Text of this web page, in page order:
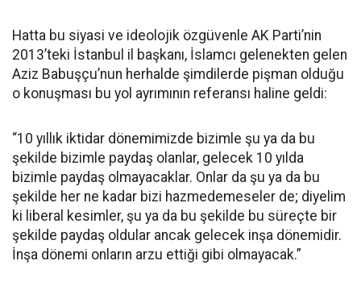
Hatta bu siyasi ve ideolojik özgüvenle AK Parti’nin
2013’teki İstanbul il başkanı, İslamcı gelenekten gelen
Aziz Babuşçu’nun herhalde şimdilerde pişman olduğu
o konuşması bu yol ayrımının referansı haline geldi:
“10 yıllık iktidar dönemimizde bizimle şu ya da bu
şekilde bizimle paydaş olanlar, gelecek 10 yılda
bizimle paydaş olmayacaklar. Onlar da şu ya da bu
şekilde her ne kadar bizi hazmedemeseler de; diyelim
ki liberal kesimler, şu ya da bu şekilde bu süreçte bir
şekilde paydaş oldular ancak gelecek inşa dönemidir.
İnşa dönemi onların arzu ettiği gibi olmayacak.”